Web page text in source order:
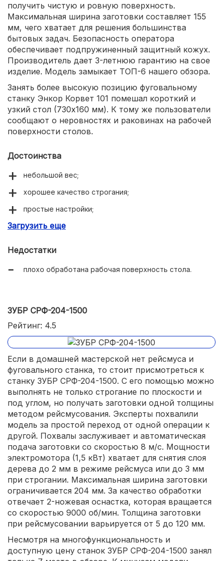
получить чистую и ровную поверхность.
Максимальная ширина заготовки составляет 155
мм, чего хватает для решения большинства
бытовых задач. Безопасность оператора
обеспечивает подпружиненный защитный кожух.
Производитель дает 3-летнюю гарантию на свое
изделие. Модель замыкает ТОП-6 нашего обзора.
Занять более высокую позицию фуговальному
станку Энкор Корвет 101 помешал короткий и
узкий стол (730х160 мм). К тому же пользователи
сообщают о неровностях и раковинах на рабочей
поверхности столов.
Достоинства
небольшой вес;
хорошее качество строгания;
простые настройки;
гарантия 3 года.
Загрузить еще
Недостатки
плохо обработана рабочая поверхность стола.
ЗУБР СРФ-204-1500
Рейтинг: 4.5
Если в домашней мастерской нет рейсмуса и
фуговального станка, то стоит присмотреться к
станку ЗУБР СРФ-204-1500. С его помощью можно
выполнять не только строгание по плоскости и
под углом, но получать заготовки одной толщины
методом рейсмусования. Эксперты похвалили
модель за простой переход от одной операции к
другой. Похвалы заслуживает и автоматическая
подача заготовки со скоростью 8 м/с. Мощности
электромотора (1,5 кВт) хватает для снятия слоя
дерева до 2 мм в режиме рейсмуса или до 3 мм
при строгании. Максимальная ширина заготовки
ограничивается 204 мм. За качество обработки
отвечает 2-ножевая оснастка, которая вращается
со скоростью 9000 об/мин. Толщина заготовки
при рейсмусовании варьируется от 5 до 120 мм.
Несмотря на многофункциональность и
доступную цену станок ЗУБР СРФ-204-1500 занял